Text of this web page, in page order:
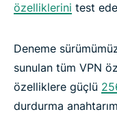
ExpressVPN’in
bugün başlayın:
özelliklerini test
Deneme
sunulan tüm VPN
özelliklere güçlü
durdurma